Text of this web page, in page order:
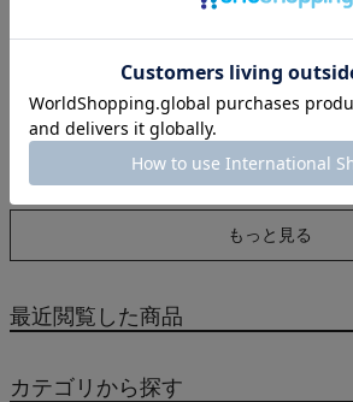
エスエスケイ スカイフ
ライト 硬式用金属製バ
39,600円（税込）
エスエスケイ プロエッ
ジ 硬式用木製バット 一
般 メイプル SSKアドバ
硬式 バット 高校野球 大
学 社会人 SSK proedge
もっと見る
最近閲覧した商品
カテゴリから探す